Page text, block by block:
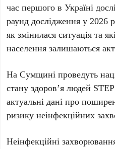
час першого в Україні
раунд дослідження у 2026
як змінилася ситуація та
населення залишаються
На Сумщині проведуть
стану здоров’я людей
актуальні дані про
ризику неінфекційних
Неінфекційні